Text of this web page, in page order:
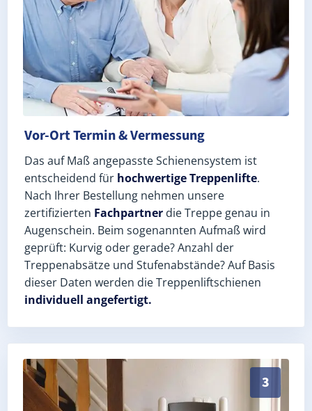
Vor-Ort Termin & Vermessung
Das auf Maß angepasste Schienensystem ist
entscheidend für hochwertige Treppenlifte.
Nach Ihrer Bestellung nehmen unsere
zertifizierten Fachpartner die Treppe genau in
Augenschein. Beim sogenannten Aufmaß wird
geprüft: Kurvig oder gerade? Anzahl der
Treppenabsätze und Stufenabstände? Auf Basis
dieser Daten werden die Treppenliftschienen
individuell angefertigt.
3
Schneller, sauberer Einbau durch zertifizierte